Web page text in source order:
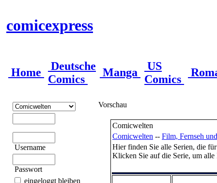
comicexpress
Home
Deutsche
Comics
Manga
US
Comics
Username
Passwort
eingeloggt bleiben
Vorschau
Comicwelten
Comicwelten -- Film, Fernseh
Hier finden Sie alle Serien, die
Klicken Sie auf die Serie, um